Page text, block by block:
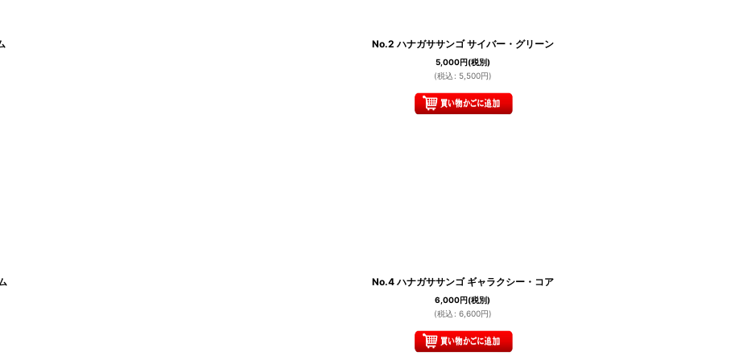
No.2 ハナガササンゴ サイバー・グリーン
5,000円(税別)
(税込 : 5,500円)
No.4 ハナガササンゴ ギャラクシー・コア
6,000円(税別)
(税込 : 6,600円)